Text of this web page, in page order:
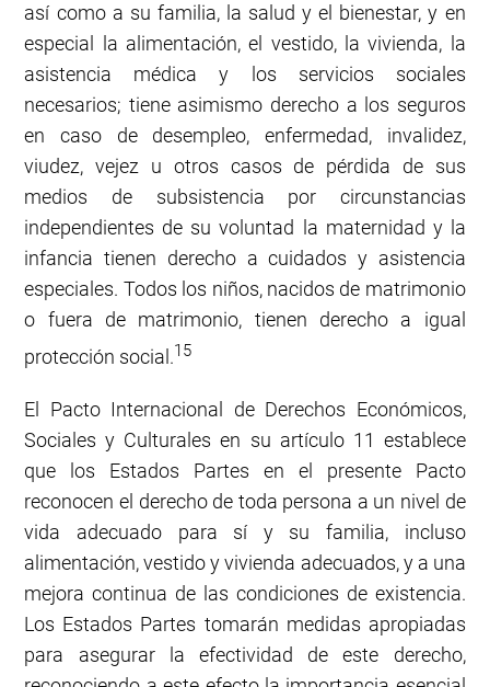
así como a su familia, la salud y el bienestar, y en
especial la alimentación, el vestido, la vivienda, la
asistencia médica y los servicios sociales
necesarios; tiene asimismo derecho a los seguros
en caso de desempleo, enfermedad, invalidez,
viudez, vejez u otros casos de pérdida de sus
medios de subsistencia por circunstancias
independientes de su voluntad la maternidad y la
infancia tienen derecho a cuidados y asistencia
especiales. Todos los niños, nacidos de matrimonio
o fuera de matrimonio, tienen derecho a igual
protección social.15
El Pacto Internacional de Derechos Económicos,
Sociales y Culturales en su artículo 11 establece
que los Estados Partes en el presente Pacto
reconocen el derecho de toda persona a un nivel de
vida adecuado para sí y su familia, incluso
alimentación, vestido y vivienda adecuados, y a una
mejora continua de las condiciones de existencia.
Los Estados Partes tomarán medidas apropiadas
para asegurar la efectividad de este derecho,